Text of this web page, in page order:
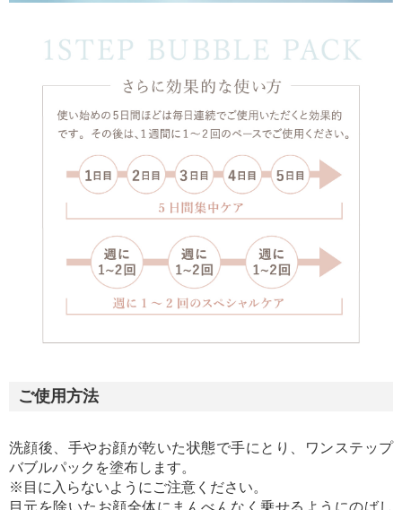
ご使用方法
洗顔後、手やお顔が乾いた状態で手にとり、ワンステップ
バブルパックを塗布します。
※目に入らないようにご注意ください。
目元を除いたお顔全体にまんべんなく乗せるようにのばし